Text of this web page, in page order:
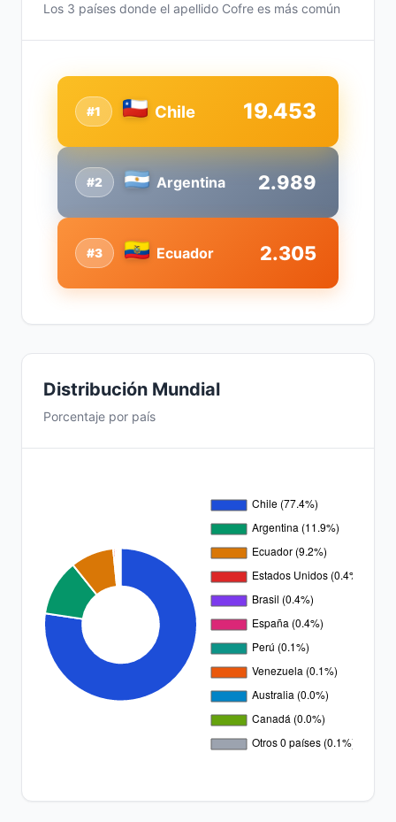
Los 3 países donde el apellido Cofre es más común
#2 Argentina 2.989
#1 Chile 19.453
#3 Ecuador 2.305
Distribución Mundial
Porcentaje por país